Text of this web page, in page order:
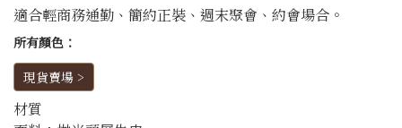
適合輕商務通勤、簡約正裝、週末聚會、約會場合。
所有顏色：
現貨賣場 >
材質